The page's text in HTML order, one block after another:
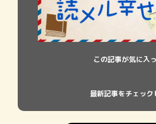
この記事が気に入
最新記事をチェック